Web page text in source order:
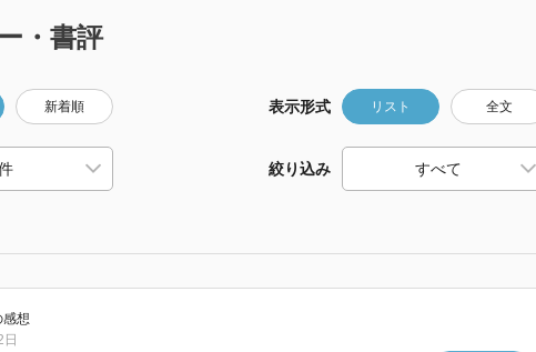
・書評
新着順 表示形式 リスト 全文
絞り込み
感想